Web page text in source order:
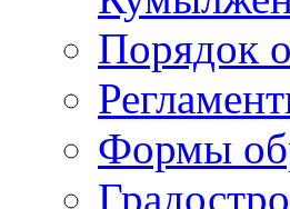
Порядок
Формы